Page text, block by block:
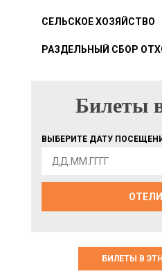
СЕЛЬСКОЕ ХОЗЯЙСТВО
РАЗДЕЛЬНЫЙ СБОР
БИЛЕТЫ В
Билеты
ВЫБЕРИТЕ ДАТУ
ОТЕЛИ
БИЛЕТЫ В